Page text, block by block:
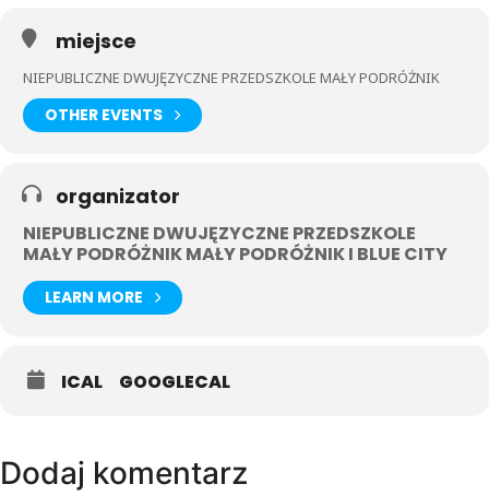
miejsce
NIEPUBLICZNE DWUJĘZYCZNE PRZEDSZKOLE MAŁY PODRÓŻNIK
OTHER EVENTS
organizator
NIEPUBLICZNE DWUJĘZYCZNE PRZEDSZKOLE
MAŁY PODRÓŻNIK MAŁY PODRÓŻNIK I BLUE CITY
LEARN MORE
ICAL GOOGLECAL
Dodaj komentarz